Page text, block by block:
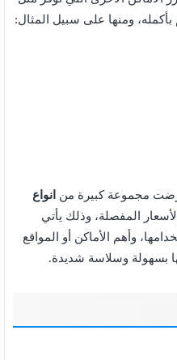
ومنها على سبيل المثال:
مجموعة كبيرة من انواع
المفصلة، وذلك يأتي
وأهم الأماكن أو المواقع
بسهولة وسلاسة شديدة.